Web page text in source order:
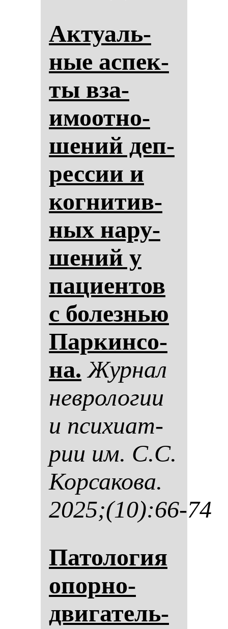
Ак­ту­аль­
ные ас­пек­
ты вза­
имоот­но­
ше­ний деп­
рес­сии и
ког­ни­тив­
ных на­ру­
ше­ний у
па­ци­ен­тов
с бо­лез­нью
Пар­кин­со­
на. Жур­нал
нев­ро­ло­гии
и пси­хи­ат­
рии им. С.С.
Кор­са­ко­ва.
2025;(10):66-74
Па­то­ло­гия
опор­но-
дви­га­тель­